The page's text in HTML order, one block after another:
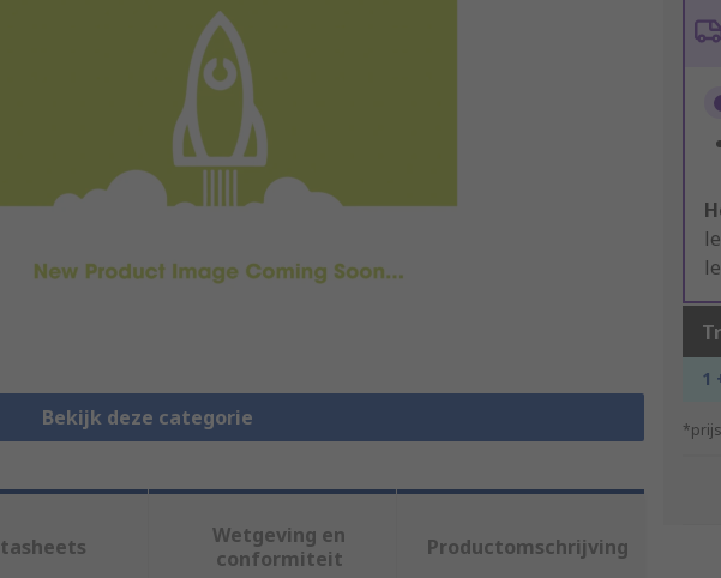
Bekijk deze categorie
1
Wetgeving en
conformiteit
Productomschrijving